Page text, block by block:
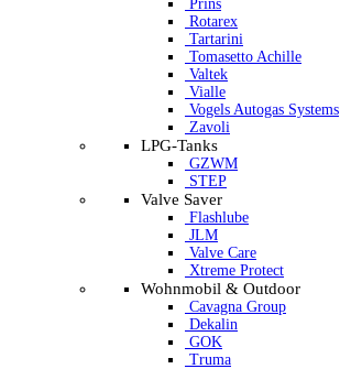
Prins
Rotarex
Tartarini
Tomasetto Achille
Valtek
Vialle
Vogels Autogas Systems
Zavoli
LPG-Tanks
GZWM
STEP
Valve Saver
Flashlube
JLM
Valve Care
Xtreme Protect
Wohnmobil & Outdoor
Cavagna Group
Dekalin
GOK
Truma